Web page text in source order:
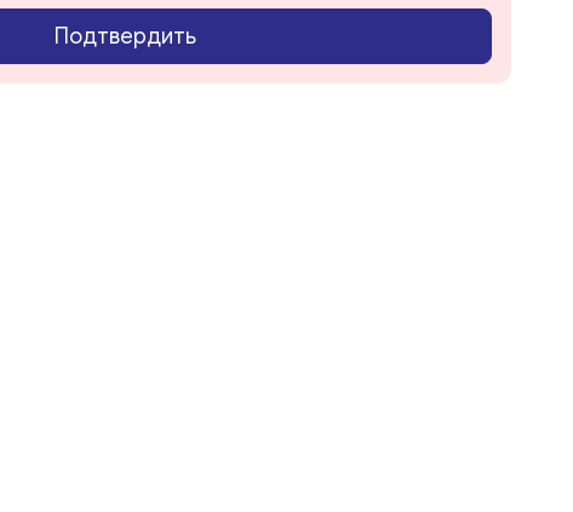
Подтвердить